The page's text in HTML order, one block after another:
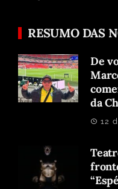
RESUMO DAS
De
da
12